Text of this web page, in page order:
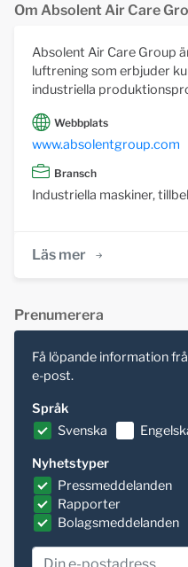
Om Absolent Air Care
Absolent Air Care Group
luftrening som erbjuder
industriella
Webbplats
www.absolentgroup.com
Bransch
Industriella maskiner,
Läs mer
Prenumerera
Få löpande information
e-post.
Språk
Svenska
Nyhetstyper
Pressmeddelanden
Rapporter
Bolagsmeddelanden